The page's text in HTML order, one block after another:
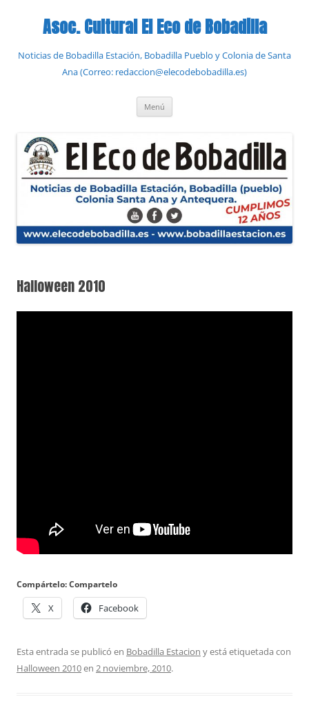
contenidoAsoc. Cultural El Eco de Bobadilla
Noticias de Bobadilla Estación, Bobadilla Pueblo y Colonia de Santa
Ana (Correo: redaccion@elecodebobadilla.es)
Menú
Halloween 2010
Compártelo: Compartelo
X Facebook
Esta entrada se publicó en Bobadilla Estacion y está etiquetada con
Halloween 2010en 2 noviembre, 2010.